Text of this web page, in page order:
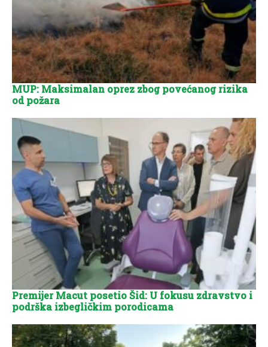
MUP: Maksimalan oprez zbog povećanog rizika
od požara
Premijer Macut posetio Šid: U fokusu zdravstvo i
podrška izbegličkim porodicama